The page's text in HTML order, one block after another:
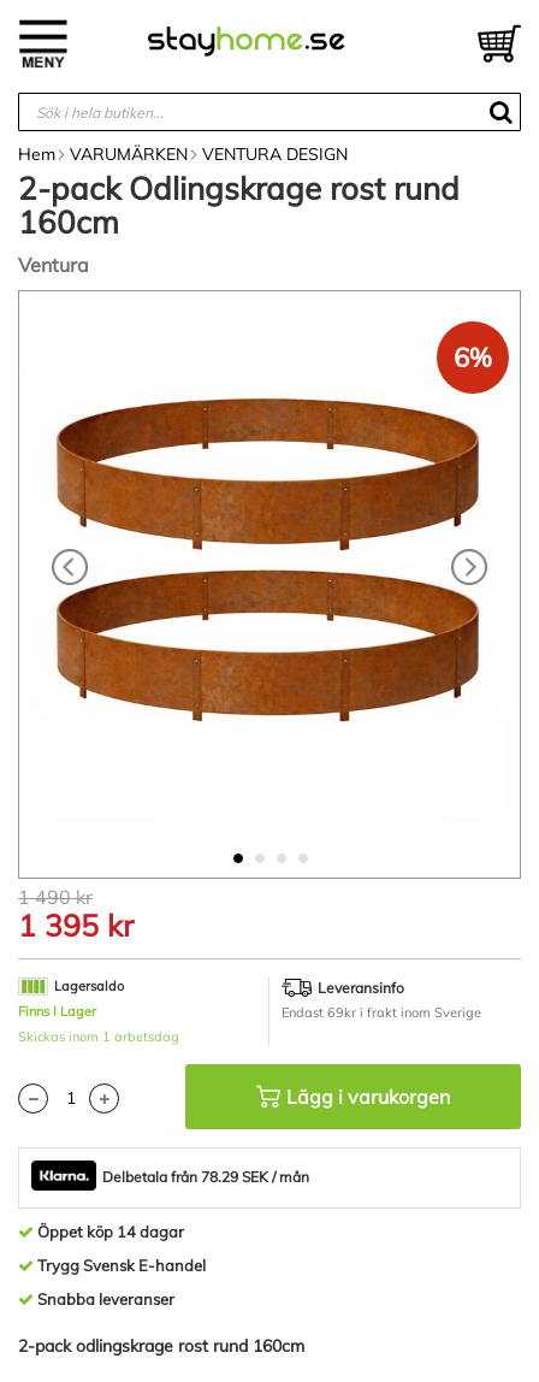
innehållet
Hem VARUMÄRKEN VENTURA DESIGN
2-pack Odlingskrage rost rund
160cm
Ventura
Hoppa
till
början
av
bildgalleriet
6%
1 490 kr
1 395 kr
Lagersaldo
Finns I Lager
Skickas inom 1 arbetsdag
Leveransinfo
Endast 69kr i frakt inom Sverige
Lägg i varukorgen
Delbetala från 78.29 SEK / mån
Öppet köp 14 dagar
Trygg Svensk E-handel
Snabba leveranser
2-pack odlingskrage rost rund 160cm